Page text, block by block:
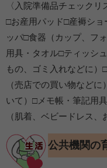
〈入院準備品チェックリ
□お産用パッド□産褥シ
ッパ□食器（カップ、フ
用具・タオル□ティッシ
もの、ゴミ入れなどに
（売店での買い物など
いて）□メモ帳・筆記用
（肌着、ベビードレス、
公共機関の